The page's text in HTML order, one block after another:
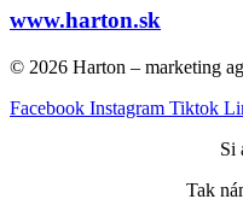
www.harton.sk
© 2026 Harton – marketing
Facebook Instagram Tiktok
Si
Tak